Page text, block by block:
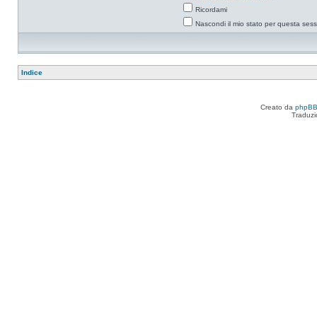
Ricordami
Nascondi il mio stato per questa
Indice
Creato da phpBB